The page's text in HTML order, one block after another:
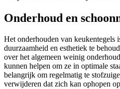
Onderhoud en
Het onderhouden van keukentegels
duurzaamheid en esthetiek te
over het algemeen weinig
kunnen helpen om ze in optimale
belangrijk om regelmatig te
verwijderen dat zich kan ophopen